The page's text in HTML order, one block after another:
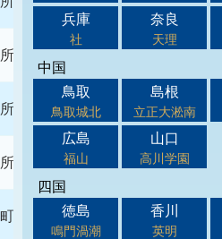
村立第一中学校
村立第一中学校
村立第二中学校
立三戸中学校
兵庫
社
奈良
天理
中国
鳥取
鳥取城北
島根
立正大淞南
広島
福山
山口
高川学園
四国
徳島
鳴門渦潮
香川
英明